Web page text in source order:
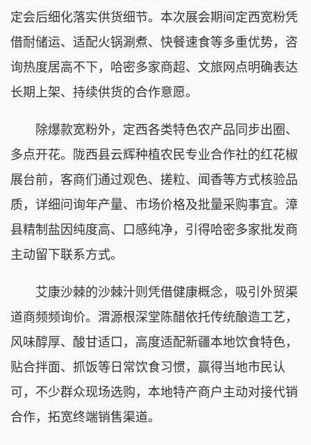
定会后细化落实供货细节。本次展会期间定西宽粉凭
借耐储运、适配火锅涮煮、快餐速食等多重优势，咨
询热度居高不下，哈密多家商超、文旅网点明确表达
长期上架、持续供货的合作意愿。
除爆款宽粉外，定西各类特色农产品同步出圈、
多点开花。陇西县云辉种植农民专业合作社的红花椒
展台前，客商们通过观色、搓粒、闻香等方式核验品
质，详细问询年产量、市场价格及批量采购事宜。漳
县精制盐因纯度高、口感纯净，引得哈密多家批发商
主动留下联系方式。
艾康沙棘的沙棘汁则凭借健康概念，吸引外贸渠
道商频频询价。渭源根深堂陈醋依托传统酿造工艺，
风味醇厚、酸甘适口，高度适配新疆本地饮食特色，
贴合拌面、抓饭等日常饮食习惯，赢得当地市民认
可，不少群众现场选购，本地特产商户主动对接代销
合作，拓宽终端销售渠道。